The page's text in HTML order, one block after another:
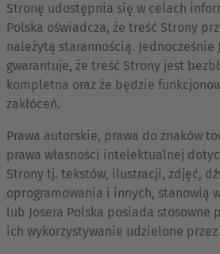
Stronę udostępnia się w celach
Polska oświadcza, że treść Strony
należytą starannością. Jednocześnie
gwarantuje, że treść Strony jest
kompletna oraz że będzie
zakłóceń.
Prawa autorskie, prawa do znaków
prawa własności intelektualnej
Strony tj. tekstów, ilustracji, zdjęć,
oprogramowania i innych, stanowią
lub Josera Polska posiada stosowne
ich wykorzystywanie udzielone